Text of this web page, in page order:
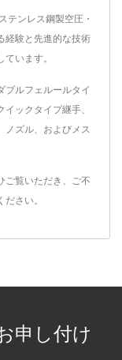
テンレス鋼製空圧・
経験と先進的な技術
います。
ブルフェルールタイ
ックタイプ継手、
ノズル、およびメス
ご覧いただき、ご不
ださい。
申し付け